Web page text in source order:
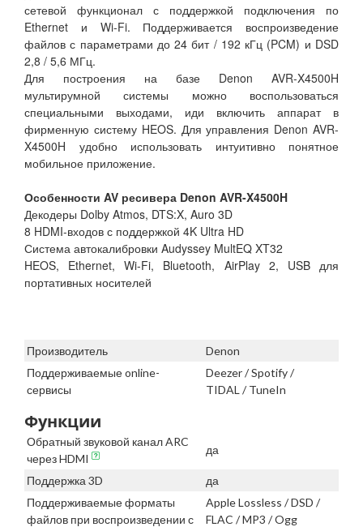
сетевой функционал с поддержкой подключения по
Ethernet и Wi-Fi. Поддерживается воспроизведение
файлов с параметрами до 24 бит / 192 кГц (PCM) и DSD
2,8 / 5,6 МГц.
Для построения на базе Denon AVR-X4500H
мультирумной системы можно воспользоваться
специальными выходами, иди включить аппарат в
фирменную систему HEOS. Для управления Denon AVR-
X4500H удобно использовать интуитивно понятное
мобильное приложение.
Особенности AV ресивера Denon AVR-X4500H
Декодеры Dolby Atmos, DTS:X, Auro 3D
8 HDMI-входов с поддержкой 4K Ultra HD
Система автокалибровки Audyssey MultEQ XT32
HEOS, Ethernet, Wi-Fi, Bluetooth, AirPlay 2, USB для
портативных носителей
Производитель
Denon
Поддерживаемые online-
сервисы
Deezer / Spotify /
TIDAL / TuneIn
Функции
Обратный звуковой канал ARC
через HDMI
да
Поддержка 3D
да
Поддерживаемые форматы
файлов при воспроизведении с
Apple Lossless / DSD /
FLAC / MP3 / Ogg